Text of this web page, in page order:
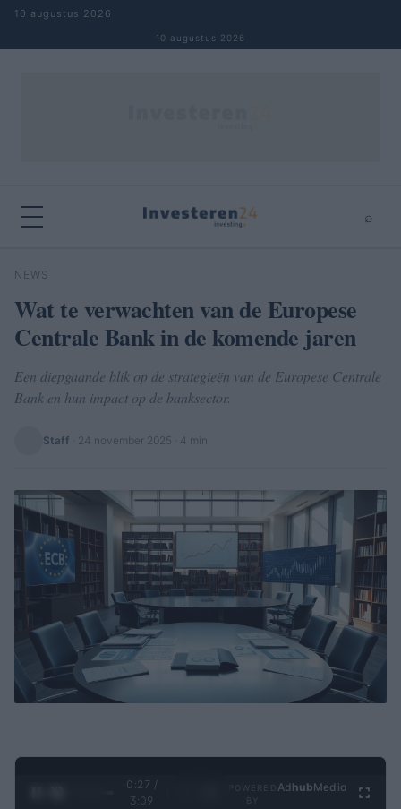
Naar inhoud springen
10 augustus 2026
10 augustus 2026
⌕
Zoeken
NEWS
Wat te verwachten van de Europese
Centrale Bank in de komende jaren
Een diepgaande blik op de strategieën van de Europese Centrale
Bank en hun impact op de banksector.
Staff 24 november 2025 · 4 min
0:27 /
3:09
Ad hubMedia